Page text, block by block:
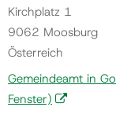
Kirchplatz 1
9062 Moosburg
Österreich
Gemeindeamt in
Fenster)